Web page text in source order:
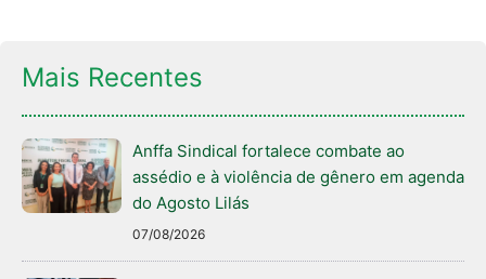
Mais Recentes
Anffa Sindical fortalece combate ao
assédio e à violência de gênero em agenda
do Agosto Lilás
07/08/2026